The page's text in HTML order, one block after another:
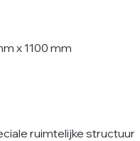
x 1100 mm
ruimtelijke structuur